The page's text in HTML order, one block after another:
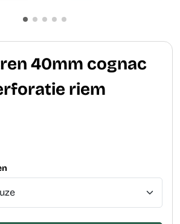
40mm cognac
riem